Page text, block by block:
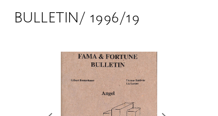
THINK ISLANDS
SCHOLARSHIP
BULLETIN/ 1996/19